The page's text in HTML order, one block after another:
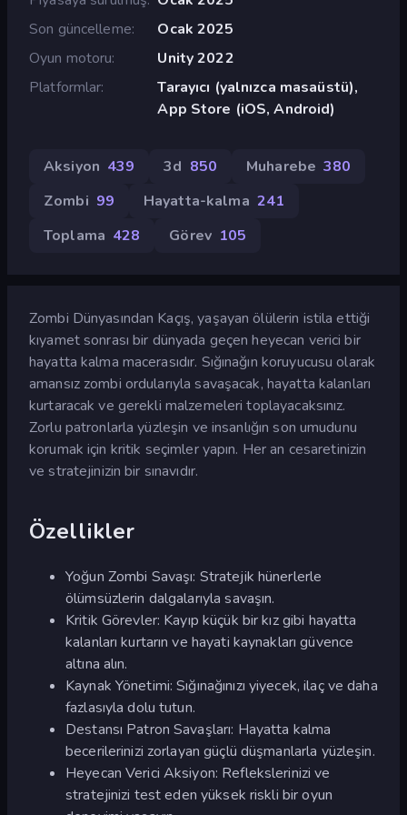
Son güncelleme
Ocak 2025
Oyun motoru
Unity 2022
Platformlar
Tarayıcı (yalnızca masaüstü),
App Store (iOS, Android)
Aksiyon 439 3d 850 Muharebe 380
Zombi 99 Hayatta-kalma 241
Toplama 428 Görev 105
Zombi Dünyasından Kaçış, yaşayan ölülerin istila ettiği
kıyamet sonrası bir dünyada geçen heyecan verici bir
hayatta kalma macerasıdır. Sığınağın koruyucusu olarak
amansız zombi ordularıyla savaşacak, hayatta kalanları
kurtaracak ve gerekli malzemeleri toplayacaksınız.
Zorlu patronlarla yüzleşin ve insanlığın son umudunu
korumak için kritik seçimler yapın. Her an cesaretinizin
ve stratejinizin bir sınavıdır.
Özellikler
Yoğun Zombi Savaşı: Stratejik hünerlerle
ölümsüzlerin dalgalarıyla savaşın.
Kritik Görevler: Kayıp küçük bir kız gibi hayatta
kalanları kurtarın ve hayati kaynakları güvence
altına alın.
Kaynak Yönetimi: Sığınağınızı yiyecek, ilaç ve daha
fazlasıyla dolu tutun.
Destansı Patron Savaşları: Hayatta kalma
becerilerinizi zorlayan güçlü düşmanlarla yüzleşin.
Heyecan Verici Aksiyon: Reflekslerinizi ve
stratejinizi test eden yüksek riskli bir oyun